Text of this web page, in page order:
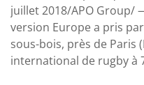
juillet 2018/APO Group/
version Europe a pris
sous-bois, près de Paris
international de rugby à